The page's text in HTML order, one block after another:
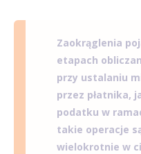
Zaokrąglenia
etapach
przy ustalaniu
przez płatnika,
podatku w
takie operacje
wielokrotnie w